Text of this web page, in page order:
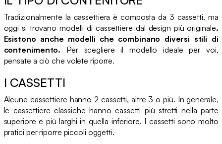
Tradizionalmente la cassettiera è composta da 3 cassetti, ma
oggi si trovano modelli di cassettiere dal design più originale.
Esistono anche modelli che combinano diversi stili di
contenimento. Per scegliere il modello ideale per voi,
pensate a ciò che volete riporre.
I CASSETTI
Alcune cassettiere hanno 2 cassetti, altre 3 o più. In generale,
le cassettiere classiche hanno cassetti più stretti nella parte
superiore e più larghi in quella inferiore. I cassetti sono molto
pratici per riporre piccoli oggetti.